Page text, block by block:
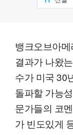
뱅크오브아
결과가 나왔
수가 미국 30
돌파할 가능
문가들의 코
가 빈도있게